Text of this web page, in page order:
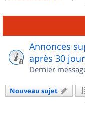
Annonces
après 30
Dernier
Nouveau sujet